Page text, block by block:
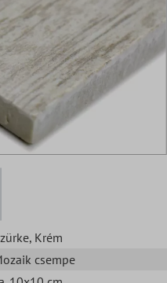
, Krém
csempe